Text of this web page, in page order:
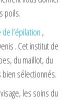
poils.
de l’épilation ,
. Cet institut de
du maillot, du
sélectionnés.
les soins du